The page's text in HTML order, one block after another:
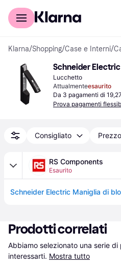
Per il tuo shopping
Klarna/Shopping/Case e Interni/
Schneider Electric
Lucchetto
Attualmenteesaurito
Da 3 pagamenti di
Prova pagamenti
Consigliato
RS Components
Esaurito
Prodotti correlati
Abbiamo selezionato una serie
interessarti. Mostra tutto